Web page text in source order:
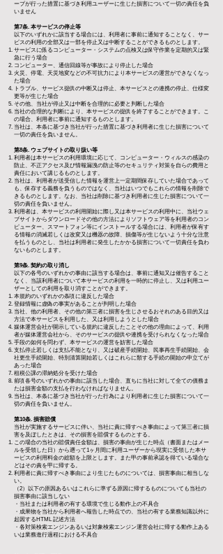
ープが行った措置に基づき利用ユーザーに生じた損害について一切の責任を負
いません
第7条. 本サービスの停止等
以下のいずれかに該当する場合には、利用者に事前に通知することなく、サー
ビスの利用の全部又は一部を停止又は中断することができるものとします。
サービスに係るコンピューター・システムの点検又は保守作業を定期的又は緊
急に行う場合
コンピューター、通信回線等が事故により停止した場合
火災、停電、天災地変などの不可抗力により本サービスの運営ができなくなっ
た場合
トラブル、サービス提供の中断又は停止、本サービスとの連携の停止、仕様変
更等が生じた場合
その他、当社が停止又は中断を合理的に必要と判断した場合
当社の合理的な判断により、本サービスの提供を終了することができます。こ
の場合、利用者に事前に通知するものとします。
当社は、本条に基づき当社が行った措置に基づき利用者に生じた損害について
一切の責任を負いません。
第8条. ウェブサイトの取り扱い等
利用者は本サービスの利用環境に応じて、コンピューター・ウィルスの感染の
防止、不正アクセス及び情報漏洩の防止等のセキュリティ対策を自らの費用と
責任において講じるものとします。
当社は、利用者が送受信した情報を運営上一定期間保存していた場合であって
も、保存する義務を負うものではなく、当社はいつでもこれらの情報を削除で
きるものとします。なお、当社は削除に基づき利用者に生じた損害について一
切の責任を負いません。
利用者は、本サービスの利用開始に際し又は本サービスの利用中に、当社ウェ
ブサイトからダウンロードその他の方法によりソフトウェア等を利用者のコン
ピューター、スマートフォン等にインストールする場合には、利用者が保有す
る情報の消滅若しくは改変又は機器の故障、損傷等が生じないよう十分な注意
を払うものとし、当社は利用者に発生したかかる損害について一切責任を負わ
ないものとします。
第9条. 契約の取り消し
以下の各号のいずれかの事由に該当する場合は、事前に通知又は催告すること
なく、当該利用者について本サービスの利用を一時的に停止し、又は利用ユー
ザーとしての利用を取り消すことができます。
本規約のいずれかの条項に違反した場合
登録情報に虚偽の事実があることが判明した場合
当社、他の利用者、その他の第三者に損害を生じさせるおそれのある目的又は
方法で本サービスを利用した、又は利用しようとした場合
媒体運営会社が開示している規約に違反したことその他の理由によって、利用
者が媒体運営会社から、そのサービスの提供や連携を受けられなくなった場合
手段の如何を問わず、本サービスの運営を妨害した場合
支払停止若しくは支払不能となり、又は破産手続開始、民事再生手続開始、会
社更生手続開始、特別清算開始若しくはこれらに類する手続の開始の申立てが
あった場合
租税公課の滞納処分を受けた場合
前項各号のいずれかの事由に該当した場合、直ちに当社に対して全ての債務ま
たは損害金額の支払を行わなければなりません。
当社は、本条に基づき当社が行った行為により利用者に生じた損害について一
切の責任を負いません。
第10条. 損害賠償
当社が実施するサービスに伴い、当社に責に帰すべき事由によって第三者に損
害を及ぼしたときは、その損害を賠償するものとする。
この場合の当社の賠償責任金額は、損害の事由が生じた時点（書面またはメー
ルを受領した日）から遡って1ヶ月間に利用ユーザーから現実に受領した本サ
ービスの利用料金の総額を上限とします。
また甲の事前承認を得ている場合な
どはその責を甲に帰する。
利用者に責に帰すべき事由により生じたものについては、損害事由に相当しな
い。
（2）以下の原因あるいはこれらに準ずる原因に帰するものについても当社の
損害事由に該当しない
・当社または利用者の有する環境で生じる動作上の不具合
・成果物を当社から利用者へ報告した時点での、当社の有する業務知識以外に
起因するHTML 記述方法
・各対策検索エンジンあるいは対象検索エンジン運営会社に帰する動作上ある
いは業務進行過程における不具合